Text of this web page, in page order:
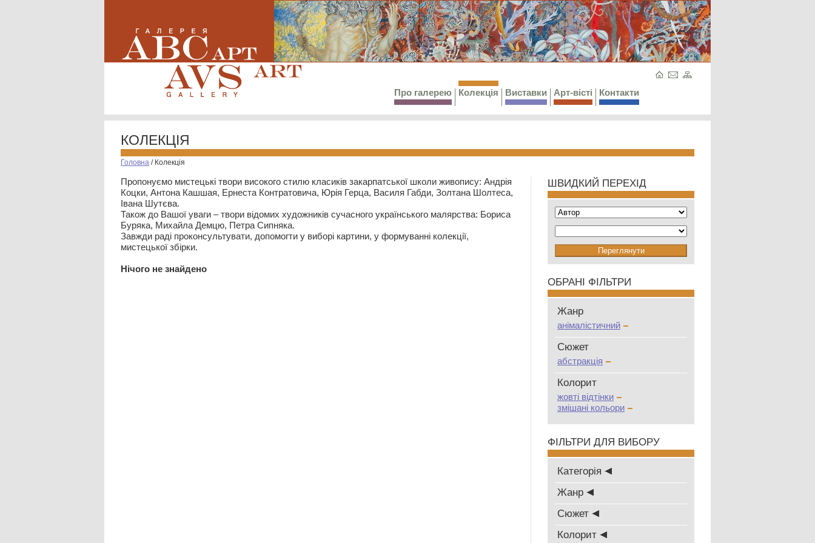
Про галерею Колекція Виставки Арт-вісті Контакти
КОЛЕКЦІЯ
Головна / Колекція
Пропонуємо мистецькі твори високого стилю класиків закарпатської школи живопису: Андрія
Коцки, Антона Кашшая, Ернеста Контратовича, Юрія Герца, Василя Габди, Золтана Шолтеса,
Івана Шутєва.
Також до Вашої уваги – твори відомих художників сучасного українського малярства: Бориса
Буряка, Михайла Демцю, Петра Сипняка.
Завжди раді проконсультувати, допомогти у виборі картини, у формуванні колекції,
мистецької збірки.
Нiчого не знайдено
ШВИДКИЙ ПЕРЕХІД
ОБРАНІ ФІЛЬТРИ
Жанр
анімалістичний
Сюжет
абстракція
Колорит
жовті відтінки
змішані кольори
ФІЛЬТРИ ДЛЯ ВИБОРУ
Категорія
Жанр
Сюжет
Колорит